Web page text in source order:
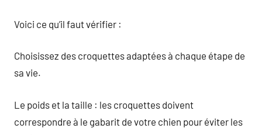
Voici ce qu’il faut vérifier :
Choisissez des croquettes adaptées à chaque étape de
sa vie.
Le poids et la taille : les croquettes doivent
correspondre à le gabarit de votre chien pour éviter les